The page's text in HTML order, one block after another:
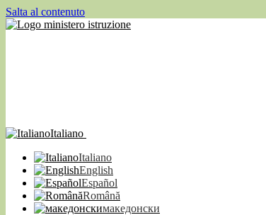
Salta al contenuto
Italiano
Italiano
English
Español
Română
македонски